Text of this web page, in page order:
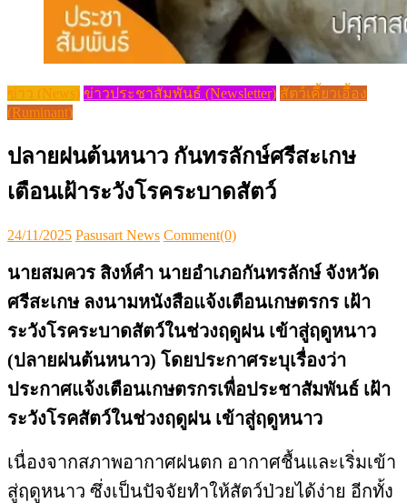
ข่าว (News) ข่าวประชาสัมพันธ์ (Newsletter) สัตว์เคี้ยวเอื้อง
(Ruminant)
ปลายฝนต้นหนาว กันทรลักษ์ศรีสะเกษ
เตือนเฝ้าระวังโรคระบาดสัตว์
Posted
24/11/2025 Author
Pasusart News Comment(0)
นายสมควร สิงห์คำ นายอำเภอกันทรลักษ์ จังหวัด
ศรีสะเกษ ลงนามหนังสือแจ้งเตือนเกษตรกร เฝ้า
ระวังโรคระบาดสัตว์ในช่วงฤดูฝน เข้าสู่ฤดูหนาว
(ปลายฝนต้นหนาว) โดยประกาศระบุเรื่องว่า
ประกาศแจ้งเตือนเกษตรกรเพื่อประชาสัมพันธ์ เฝ้า
ระวังโรคสัตว์ในช่วงฤดูฝน เข้าสู่ฤดูหนาว
เนื่องจากสภาพอากาศฝนตก อากาศชื้นและเริ่มเข้า
สู่ฤดูหนาว ซึ่งเป็นปัจจัยทำให้สัตว์ป่วยได้ง่าย อีกทั้ง